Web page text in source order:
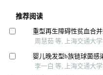
推荐阅读
重型再生障碍性贫血合
周慧茹 等, 上海交通大
婴儿晚发型b族链球菌感
李一白 等, 上海交通大